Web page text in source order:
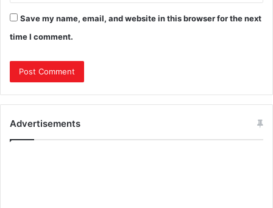
Save my name, email, and website in this browser for the next
time I comment.
Advertisements